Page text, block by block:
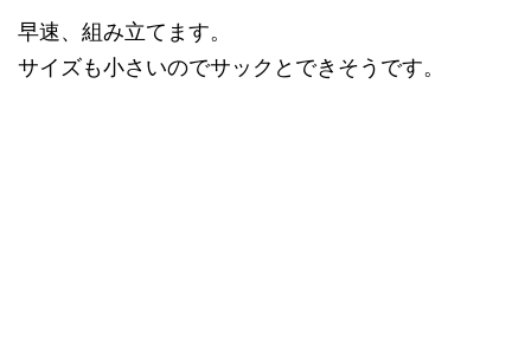
早速、組み立てます。
サイズも小さいのでサックとできそうです。